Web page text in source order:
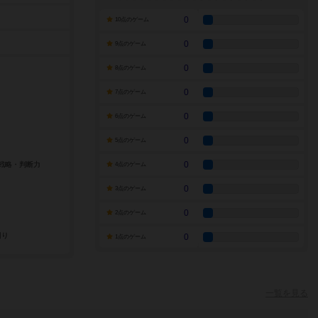
10点のゲーム 0
9点のゲーム 0
8点のゲーム 0
7点のゲーム 0
6点のゲーム 0
5点のゲーム 0
4点のゲーム 0
3点のゲーム 0
2点のゲーム 0
1点のゲーム 0